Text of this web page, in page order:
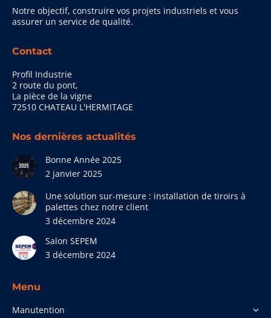
Notre objectif, construire vos projets industriels et vous
assurer un service de qualité.
Contact
Profil Industrie
2 route du pont,
La pièce de la vigne
72510 CHATEAU L'HERMITAGE
Nos dernières actualités
Bonne Année 2025
2 janvier 2025
Une solution sur-mesure : installation de tiroirs à
palettes chez notre client
3 décembre 2024
Salon SEPEM
3 décembre 2024
Menu
Manutention